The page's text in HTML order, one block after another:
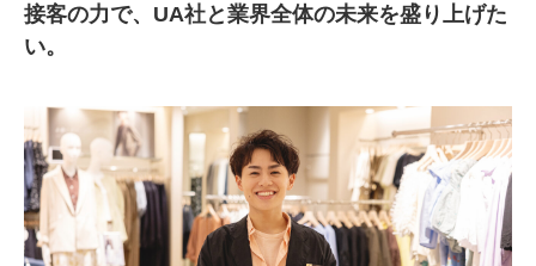
接客の力で、UA社と業界全体の未来を盛り上げた
い。